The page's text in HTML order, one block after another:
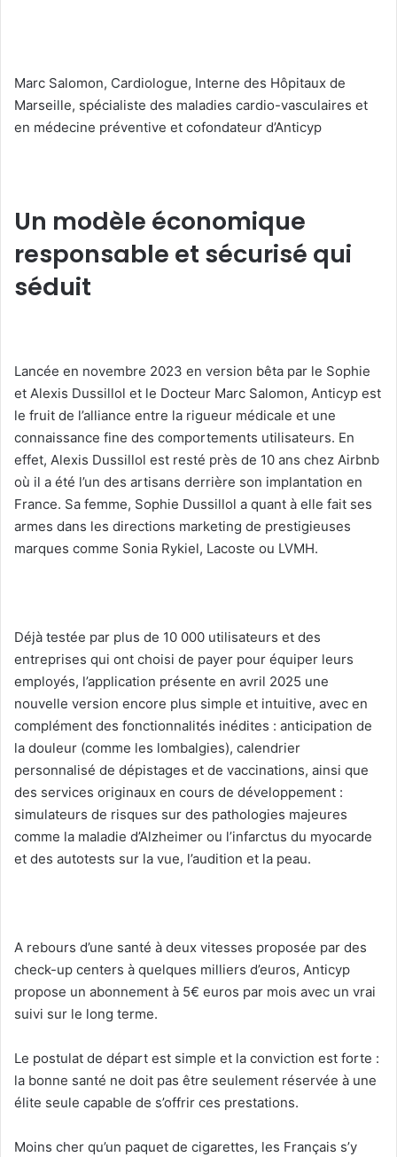
Marc Salomon, Cardiologue, Interne des Hôpitaux de
Marseille, spécialiste des maladies cardio-vasculaires et
en médecine préventive et cofondateur d’Anticyp
Un modèle économique
responsable et sécurisé qui
séduit
Lancée en novembre 2023 en version bêta par le Sophie
et Alexis Dussillol et le Docteur Marc Salomon, Anticyp est
le fruit de l’alliance entre la rigueur médicale et une
connaissance fine des comportements utilisateurs. En
effet, Alexis Dussillol est resté près de 10 ans chez Airbnb
où il a été l’un des artisans derrière son implantation en
France. Sa femme, Sophie Dussillol a quant à elle fait ses
armes dans les directions marketing de prestigieuses
marques comme Sonia Rykiel, Lacoste ou LVMH.
Déjà testée par plus de 10 000 utilisateurs et des
entreprises qui ont choisi de payer pour équiper leurs
employés, l’application présente en avril 2025 une
nouvelle version encore plus simple et intuitive, avec en
complément des fonctionnalités inédites : anticipation de
la douleur (comme les lombalgies), calendrier
personnalisé de dépistages et de vaccinations, ainsi que
des services originaux en cours de développement :
simulateurs de risques sur des pathologies majeures
comme la maladie d’Alzheimer ou l’infarctus du myocarde
et des autotests sur la vue, l’audition et la peau.
A rebours d’une santé à deux vitesses proposée par des
check-up centers à quelques milliers d’euros, Anticyp
propose un abonnement à 5€ euros par mois avec un vrai
suivi sur le long terme.
Le postulat de départ est simple et la conviction est forte :
la bonne santé ne doit pas être seulement réservée à une
élite seule capable de s’offrir ces prestations.
Moins cher qu’un paquet de cigarettes, les Français s’y